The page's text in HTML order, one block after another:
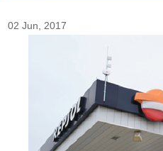
02 Jun, 2017